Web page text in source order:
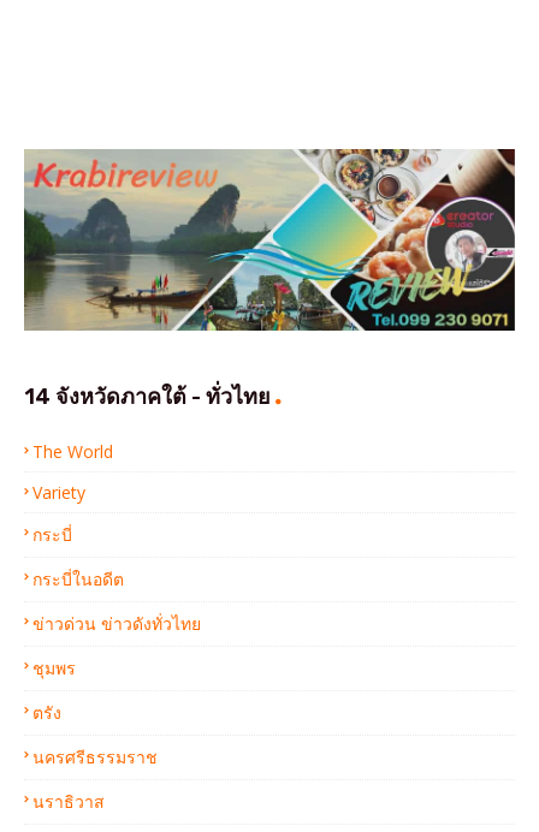
14 จังหวัดภาคใต้ - ทั่วไทย
The World
Variety
กระบี่
กระบี่ในอดีต
ข่าวด่วน ข่าวดังทั่วไทย
ชุมพร
ตรัง
นครศรีธรรมราช
นราธิวาส